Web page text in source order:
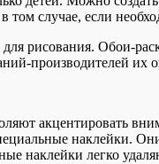
том случае, если
рисования. Обои-
производителей
акцентировать
наклейки.
наклейки легко